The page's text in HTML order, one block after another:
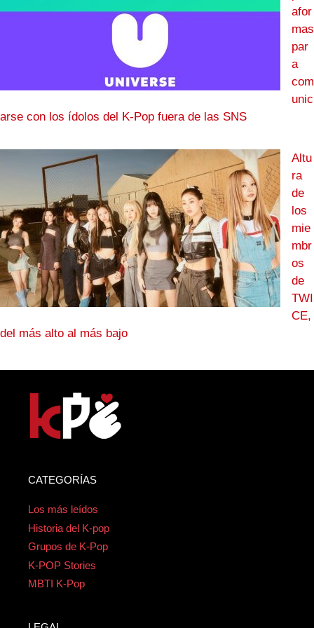
afor
mas
par
a
com
unic
arse con los ídolos del K-Pop fuera de las SNS
Altu
ra
de
los
mie
mbr
os
de
TWI
CE,
del más alto al más bajo
CATEGORÍAS
Los más leídos
Historia del K-pop
Grupos de K-Pop
K-POP Stories
MBTI K-Pop